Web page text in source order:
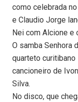
como celebrada
e Claudio Jorge
Nei com Alcione e
O samba Senhora
quarteto
cancioneiro de
Silva.
No disco, que